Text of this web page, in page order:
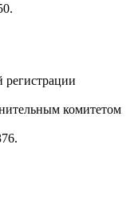
комитетом